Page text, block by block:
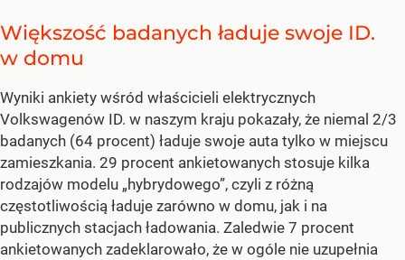
Większość badanych ładuje swoje ID.
w domu
Wyniki ankiety wśród właścicieli elektrycznych
Volkswagenów ID. w naszym kraju pokazały, że niemal 2/3
badanych (64 procent) ładuje swoje auta tylko w miejscu
zamieszkania. 29 procent ankietowanych stosuje kilka
rodzajów modelu „hybrydowego”, czyli z różną
częstotliwością ładuje zarówno w domu, jak i na
publicznych stacjach ładowania. Zaledwie 7 procent
ankietowanych zadeklarowało, że w ogóle nie uzupełnia